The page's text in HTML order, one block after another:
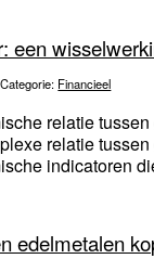
een
Categorie: Financieel
relatie
relatie
indicatoren
edelmetalen